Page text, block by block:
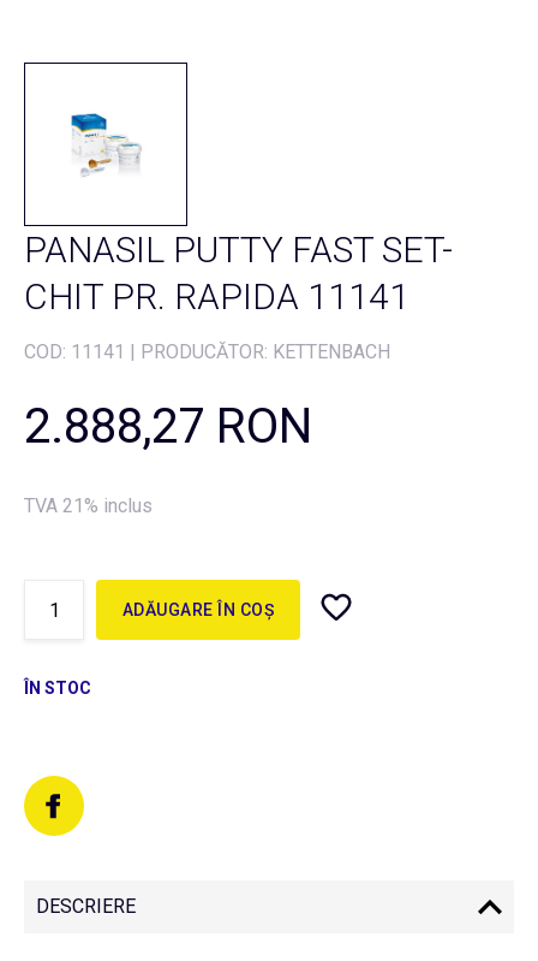
PANASIL PUTTY FAST SET-
CHIT PR. RAPIDA 11141
COD: 11141 | PRODUCĂTOR: KETTENBACH
2.888,27 RON
TVA 21% inclus
ADĂUGARE ÎN COȘ
ÎN STOC
DESCRIERE